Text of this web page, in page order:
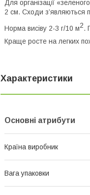
Для організації
2 см. Сходи з’являються
Норма висіву 2-3 г/10 м2.
Краще росте на легких
Характеристики
Основні атрибути
Країна виробник
Вага упаковки